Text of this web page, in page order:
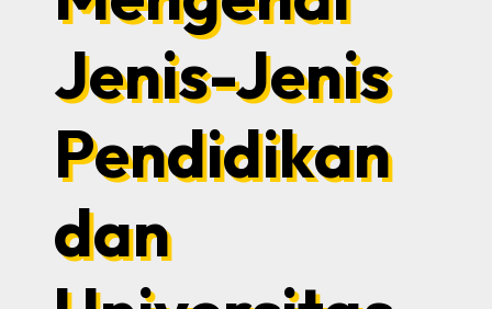
Jenis-Jenis
Pendidikan
dan